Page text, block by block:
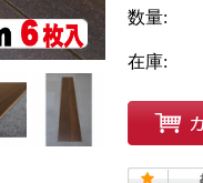
数量:
在庫: